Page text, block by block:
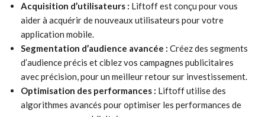
Acquisition d’utilisateurs : Liftoff est conçu pour vous
aider à acquérir de nouveaux utilisateurs pour votre
application mobile.
Segmentation d’audience avancée : Créez des segments
d’audience précis et ciblez vos campagnes publicitaires
avec précision, pour un meilleur retour sur investissement.
Optimisation des performances : Liftoff utilise des
algorithmes avancés pour optimiser les performances de